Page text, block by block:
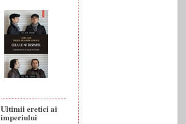
Ultimii eretici ai
imperiului